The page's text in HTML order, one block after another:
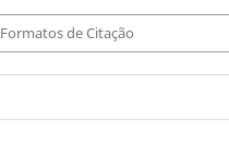
Formatos de Citação